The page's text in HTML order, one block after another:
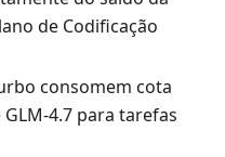
de Codificação
consomem cota
4.7 para tarefas